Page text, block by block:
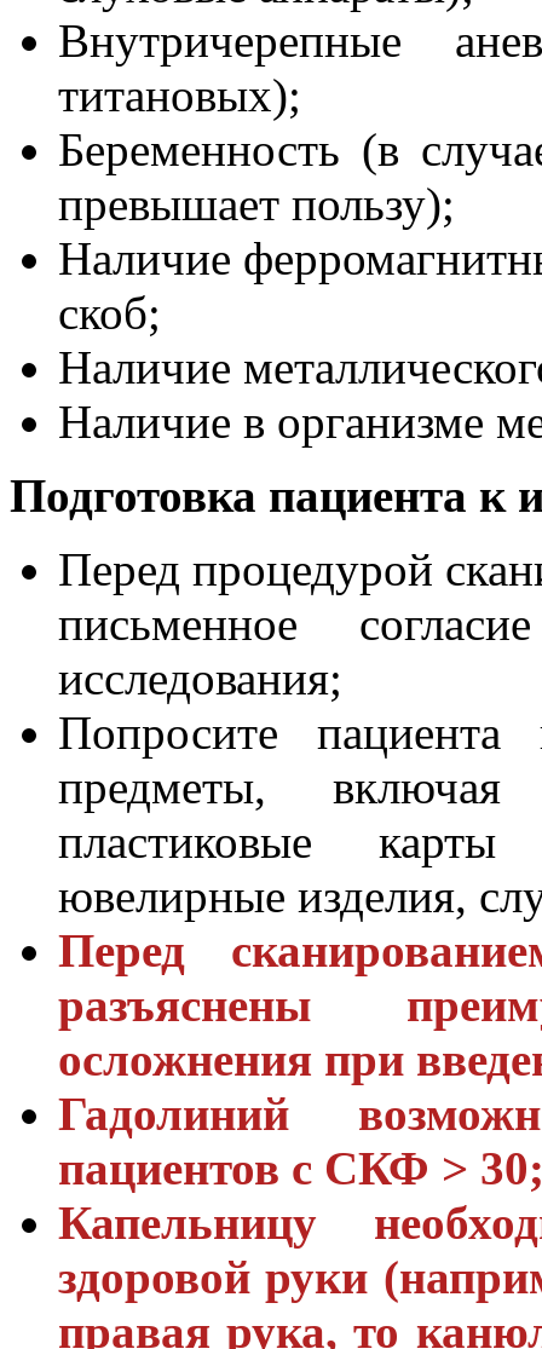
Внутричерепные
титановых);
Беременность (в
превышает пользу);
Наличие
скоб;
Наличие
Наличие в организме
Подготовка пациента к
Перед процедурой
письменное
исследования;
Попросите пациента
предметы,
пластиковые
ювелирные изделия,
Перед
разъяснены
осложнения при
Гадолиний
пациентов с СКФ >
Капельницу
здоровой руки
правая рука, то